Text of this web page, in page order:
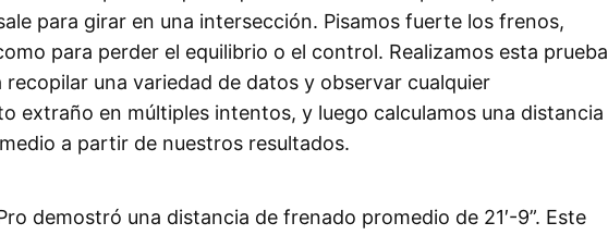
para girar en una intersección. Pisamos fuerte los frenos,
para perder el equilibrio o el control. Realizamos esta prueba
recopilar una variedad de datos y observar cualquier
extraño en múltiples intentos, y luego calculamos una distancia
a partir de nuestros resultados.
demostró una distancia de frenado promedio de 21′-9”. Este